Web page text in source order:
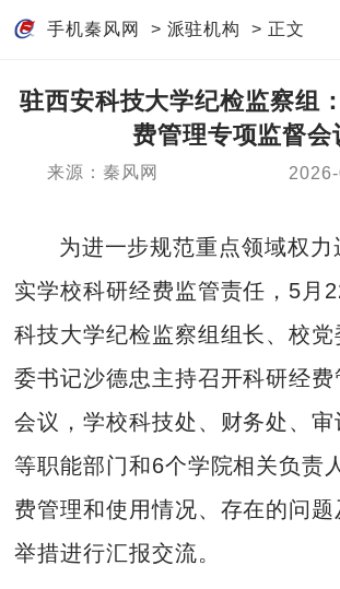
手机秦风网 > 派驻机构 > 正文
驻西安科技大学纪检监察组
费管理专项监督会
来源：秦风网
为进一步规范重点领域权力
实学校科研经费监管责任，5月
科技大学纪检监察组组长、校
委书记沙德忠主持召开科研经费
会议，学校科技处、财务处、审
等职能部门和6个学院相关负责
费管理和使用情况、存在的问
举措进行汇报交流。